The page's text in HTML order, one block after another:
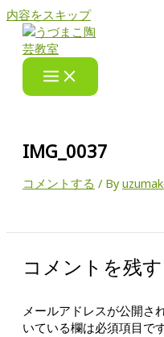
内容をスキップ
IMG_0037
コメントする / By
コメントを残す
メールアドレスが公開さ
いている欄は必須項目で